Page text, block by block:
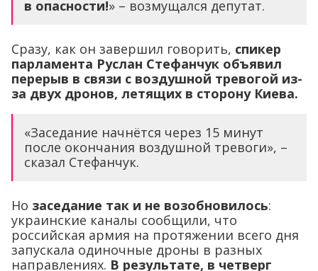
в опасности!» – возмущался депутат.
Сразу, как он завершил говорить, спикер
парламента Руслан Стефанчук объявил
перерыв в связи с воздушной тревогой из-
за двух дронов, летящих в сторону Киева.
«Заседание начнётся через 15 минут
после окончания воздушной тревоги», –
сказал Стефанчук.
Но заседание так и не возобновилось:
украинские каналы сообщили, что
российская армия на протяжении всего дня
запускала одиночные дроны в разных
направлениях. В результате, в четверг